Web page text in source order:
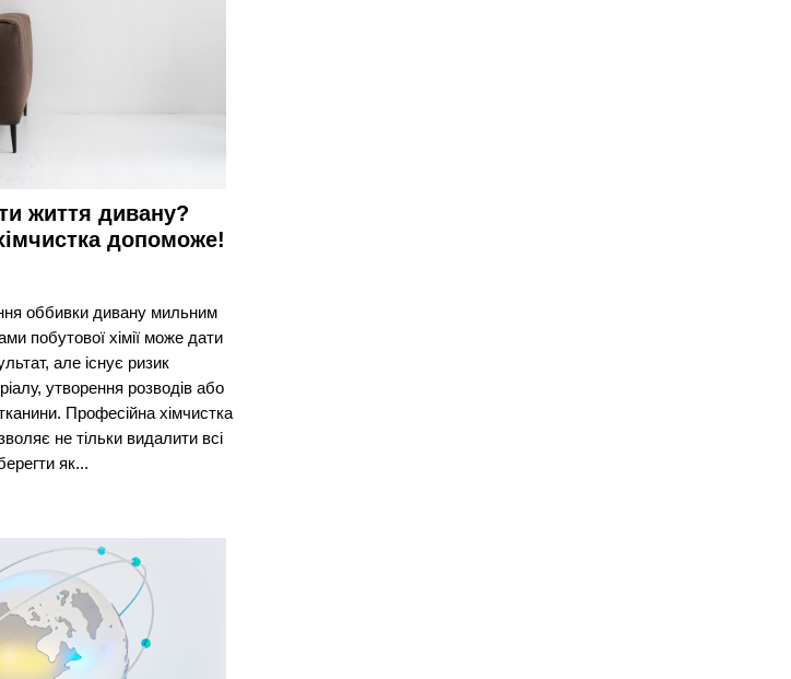
життя дивану?
допоможе!
оббивки дивану мильним
побутової хімії може дати
але існує ризик
утворення розводів або
Професійна хімчистка
не тільки видалити всі
як...